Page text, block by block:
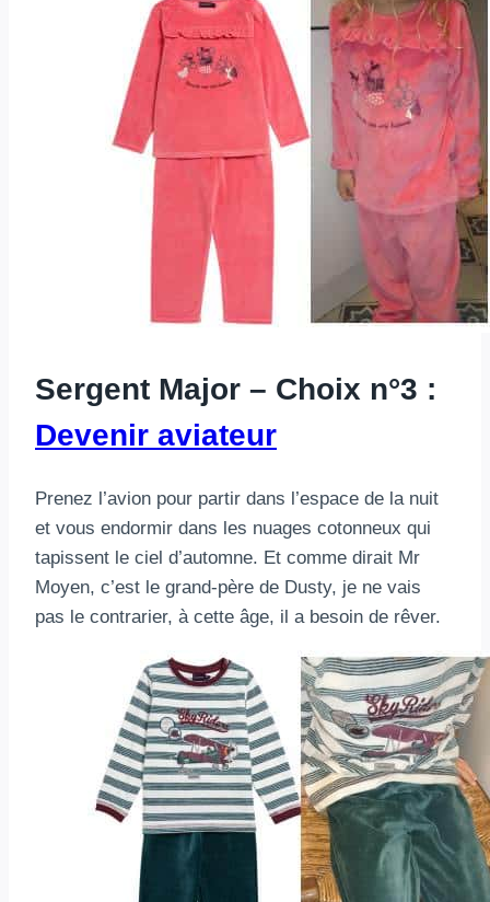
Sergent Major – Choix n°3 :
Devenir aviateur
Prenez l’avion pour partir dans l’espace de la nuit
et vous endormir dans les nuages cotonneux qui
tapissent le ciel d’automne. Et comme dirait Mr
Moyen, c’est le grand-père de Dusty, je ne vais
pas le contrarier, à cette âge, il a besoin de rêver.